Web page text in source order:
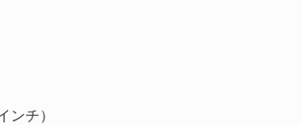
チ）